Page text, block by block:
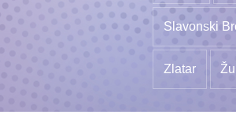
Slavonski
Zlatar